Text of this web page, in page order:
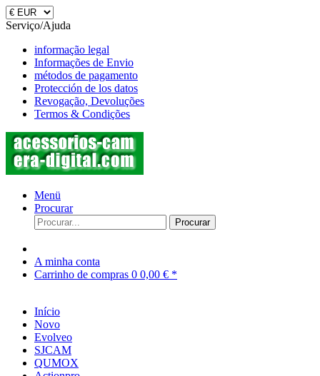
Serviço/Ajuda
informação legal
Informações de Envio
métodos de pagamento
Protección de los datos
Revogação, Devoluções
Termos & Condições
Menü
Procurar
Procurar
A minha conta
Carrinho de compras 0 0,00 € *
Início
Novo
Evolveo
SJCAM
QUMOX